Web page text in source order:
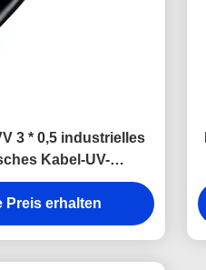
3 * 0,5 industrielles
Kabel-UV-
Quadrat-Vde
Preis erhalten